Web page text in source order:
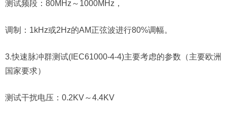
测试频段：80MHz～1000MHz，
调制：1kHz或2Hz的AM正弦波进行80%调幅。
3.快速脉冲群测试(IEC61000-4-4)主要考虑的参数（主要欧洲
国家要求）
测试干扰电压：0.2KV～4.4KV